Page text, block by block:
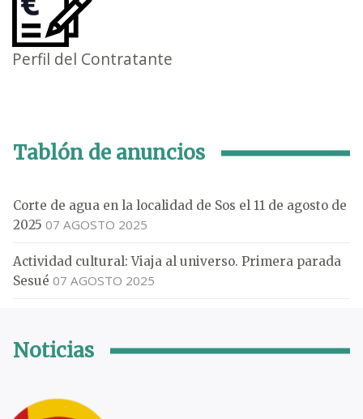
Perfil del Contratante
Tablón de anuncios
Corte de agua en la localidad de Sos el 11 de agosto de
2025 07 AGOSTO 2025
Actividad cultural: Viaja al universo. Primera parada
Sesué 07 AGOSTO 2025
Noticias